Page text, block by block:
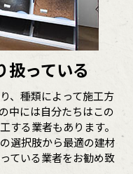
扱っている
、種類によって施工方
中には自分たちはこの
する業者もあります。
選択肢から最適の建材
ている業者をお勧め致